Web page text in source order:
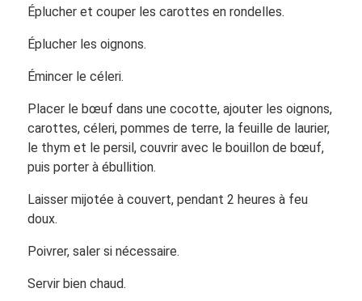
Éplucher et couper les carottes en rondelles.
Éplucher les oignons.
Émincer le céleri.
Placer le bœuf dans une cocotte, ajouter les oignons,
carottes, céleri, pommes de terre, la feuille de laurier,
le thym et le persil, couvrir avec le bouillon de bœuf,
puis porter à ébullition.
Laisser mijotée à couvert, pendant 2 heures à feu
doux.
Poivrer, saler si nécessaire.
Servir bien chaud.